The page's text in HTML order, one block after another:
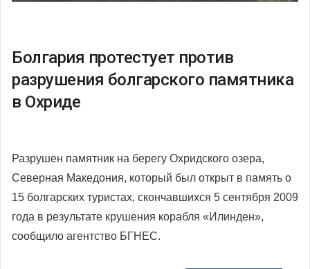
Болгария протестует против
разрушения болгарского памятника
в Охриде
Разрушен памятник на берегу Охридского озера,
Северная Македония, который был открыт в память о
15 болгарских туристах, скончавшихся 5 сентября 2009
года в результате крушения корабля «Илинден»,
сообщило агентство БГНЕС.